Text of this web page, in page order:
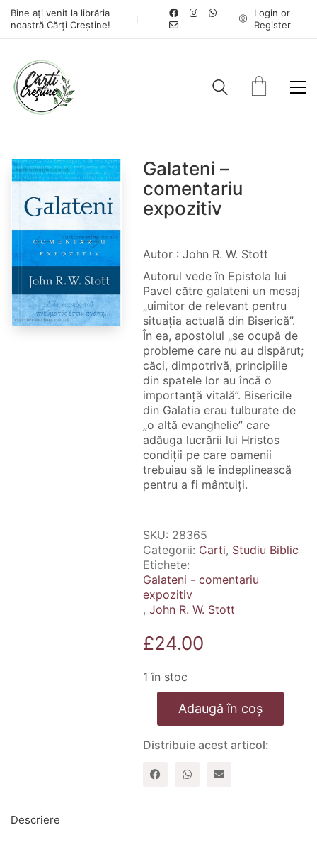
Bine ați venit la librăria
noastră Cărți Creștine!
Login or
Register
Galateni –
comentariu
expozitiv
Autor : John R. W. Stott
Autorul vede în Epistola lui
Pavel către galateni un mesaj
„uimitor de relevant pentru
situația actuală din Biserică”.
În ea, apostolul „se ocupă de
probleme care nu au dispărut;
căci, dimpotrivă, principiile
din spatele lor au încă o
importanță vitală”. Bisericile
din Galatia erau tulburate de
„o altă evanghelie” care
adăuga lucrării lui Hristos
condiții pe care oamenii
trebuiau să le îndeplinească
pentru a fi mântuiți.
SKU: 28365
Categorii: Carti, Studiu Biblic
Etichete:
Galateni - comentariu
expozitiv
, John R. W. Stott
£24.00
1 în stoc
Cantitate
Galateni
comentariu
expozitiv
Adaugă în coș
Distribuie acest articol:
Descriere